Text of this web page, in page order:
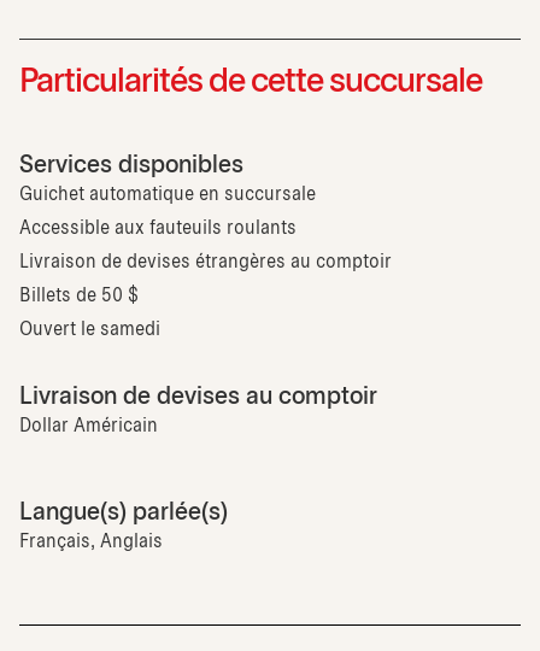
Particularités de cette succursale
Services disponibles
Guichet automatique en succursale
Accessible aux fauteuils roulants
Livraison de devises étrangères au comptoir
Billets de 50 $
Ouvert le samedi
Livraison de devises au comptoir
Dollar Américain
Langue(s) parlée(s)
Français, Anglais